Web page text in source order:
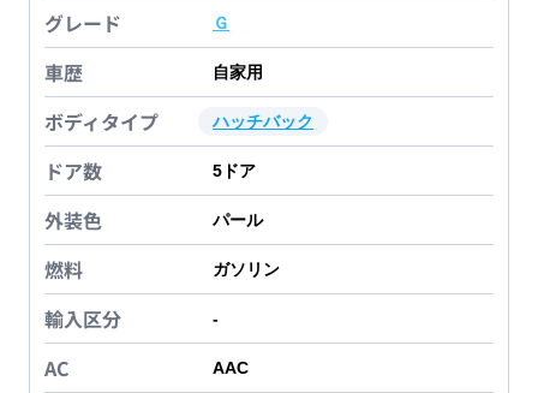
グレード Ｇ
車歴 自家用
ボディタイプ ハッチバック
ドア数 5 ドア
外装色 パール
燃料 ガソリン
輸入区分 -
AC AAC